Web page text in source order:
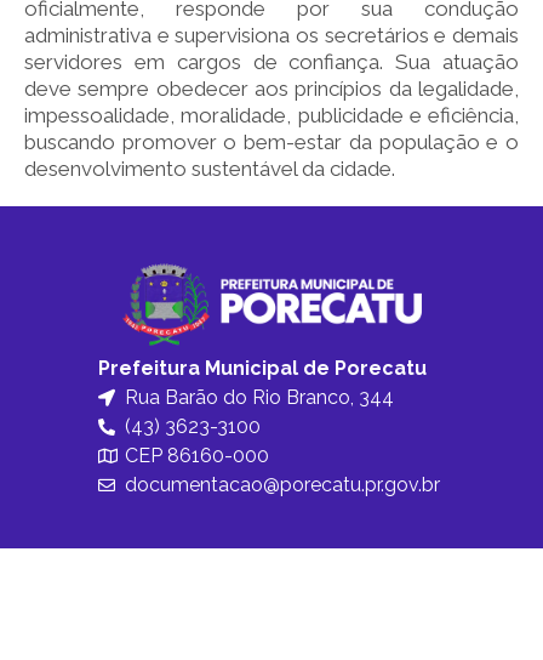
oficialmente, responde por sua condução
administrativa e supervisiona os secretários e demais
servidores em cargos de confiança. Sua atuação
deve sempre obedecer aos princípios da legalidade,
impessoalidade, moralidade, publicidade e eficiência,
buscando promover o bem-estar da população e o
desenvolvimento sustentável da cidade.
Prefeitura Municipal de Porecatu
Rua Barão do Rio Branco, 344
(43) 3623-3100
CEP 86160-000
documentacao@porecatu.pr.gov.br